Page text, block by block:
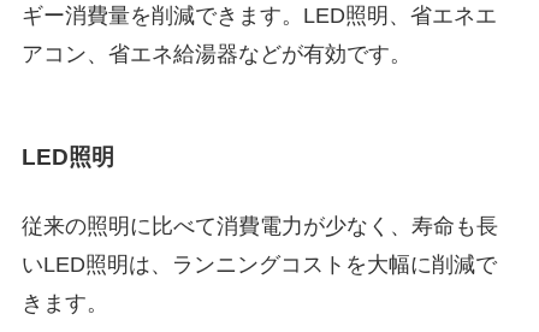
ギー消費量を削減できます。LED照明、省エネエ
アコン、省エネ給湯器などが有効です。
LED照明
従来の照明に比べて消費電力が少なく、寿命も長
いLED照明は、ランニングコストを大幅に削減で
きます。